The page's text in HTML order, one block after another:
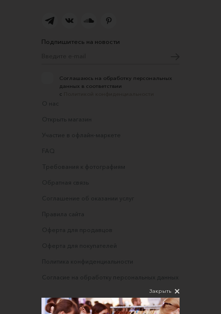
Подпишитесь на новости
Соглашаюсь на обработку персональных
данных в соответствии
с
О нас
Открыть магазин
Участие в офлайн-маркете
FAQ
Требования к фотографиям
Обратная связь
Соглашение об оказании услуг
Правила сайта
Оферта для продавцов
Оферта для покупателей
Политика конфиденциальности
Согласие на обработку персональных данных
Закрыть